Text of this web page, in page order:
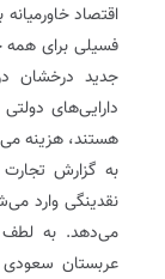
فسیلی برای
جدید درخشان
دارایی‌های
هستند، هزینه
به گزارش تجارت
نقدینگی وارد
می‌دهد. به لطف
عربستان سعودی